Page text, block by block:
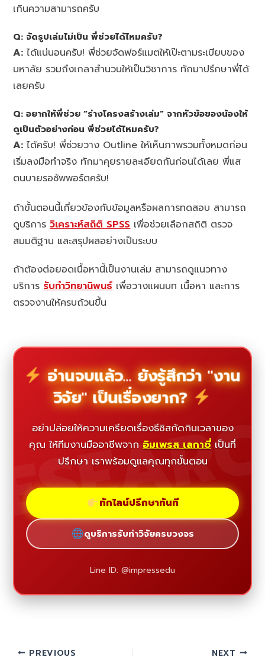
เกินความสามารถครับ
Q: จัดรูปเล่มไม่เป็น พี่ช่วยได้ไหมครับ?
A: ได้แน่นอนครับ! พี่ช่วยจัดฟอร์แมตให้เป๊ะตามระเบียบของ
มหาลัย รวมถึงเกลาสำนวนให้เป็นวิชาการ ทักมาปรึกษาพี่ได้
เลยครับ
Q: อยากให้พี่ช่วย “ร่างโครงสร้างเล่ม” จากหัวข้อของน้องให้
ดูเป็นตัวอย่างก่อน พี่ช่วยได้ไหมครับ?
A: ได้ครับ! พี่ช่วยวาง Outline ให้เห็นภาพรวมทั้งหมดก่อน
เริ่มลงมือทำจริง ทักมาคุยรายละเอียดกันก่อนได้เลย พี่แส
ตนบายรอซัพพอร์ตครับ!
ถ้าขั้นตอนนี้เกี่ยวข้องกับข้อมูลหรือผลการทดสอบ สามารถ
ดูบริการวิเคราะห์สถิติ SPSSเพื่อช่วยเลือกสถิติ ตรวจ
สมมติฐาน และสรุปผลอย่างเป็นระบบ
ถ้าต้องต่อยอดเนื้อหานี้เป็นงานเล่ม สามารถดูแนวทาง
บริการรับทำวิทยานิพนธ์เพื่อวางแผนบท เนื้อหา และการ
ตรวจงานให้ครบถ้วนขึ้น
อ่านจบแล้ว... ยังรู้สึกว่า "งาน
วิจัย" เป็นเรื่องยาก?
อย่าปล่อยให้ความเครียดเรื่องธีซิสกัดกินเวลาของ
คุณ ให้ทีมงานมืออาชีพจาก อิมเพรส เลกาซี่ เป็นที่
ปรึกษา เราพร้อมดูแลคุณทุกขั้นตอน
ทักไลน์ปรึกษาทันที
ดูบริการรับทำวิจัยครบวงจร
Line ID: @impressedu
PREVIOUS NEXT